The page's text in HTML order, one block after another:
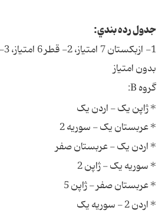
جدول رده بندي:
بدون امتياز
گروه B:
* ژاپن يک - اردن يک
* عربستان يک - سوريه 2
* اردن يک - عربستان صفر
* سوريه يک - ژاپن 2
* عربستان صفر - ژاپن 5
* اردن 2 - سوريه يک